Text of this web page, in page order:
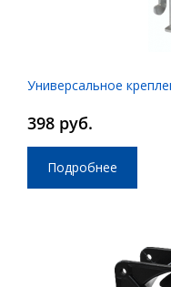
Универсальное
398 руб.
Подробнее